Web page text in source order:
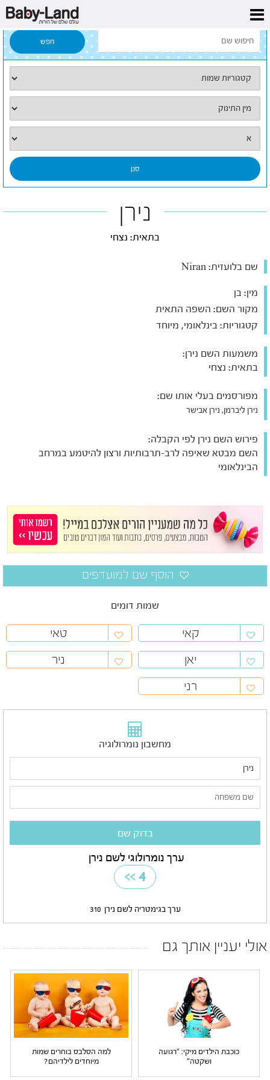
דף הבית
נירן
בתאית: נצחי
שם בלועזית:
מין: בן
מקור השם: השפה התאית
קטגוריות: בינלאומי, מיוחד
משמעות השם נירן:
בתאית: נצחי
מפורסמים בעלי אותו שם:
נירן ליברמן, נירן אבישר
פירוש השם נירן לפי הקבלה:
השם מבטא שאיפה לרב-תרבותיות ורצון להיטמע במרחב
הבינלאומי
שמות דומים
קאי
טאי
יאן
ניר
רני
מחשבון נומרולוגיה
ערך נומרולוגי לשם נירן
4
>>
ערך בגימטריה לשם נירן 310
אולי יעניין אותך גם
כוכבת הילדים מיקי: "רגועה
ושקטה"
למה הסלבס בוחרים שמות
מיוחדים לילדיהם?